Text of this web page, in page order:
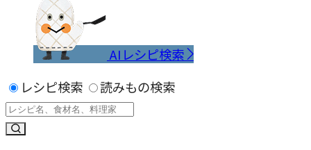
AIレシピ検索
レシピ検索
読みもの検索